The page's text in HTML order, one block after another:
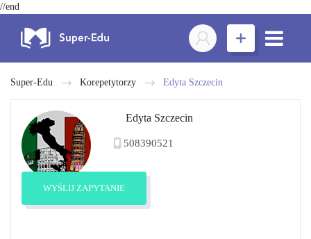
//end
Super-Edu Korepetytorzy Edyta Szczecin
Edyta Szczecin
508390521
WYŚLIJ ZAPYTANIE